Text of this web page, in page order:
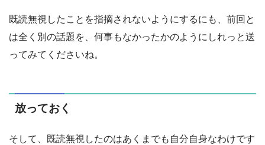
既読無視したことを指摘されないようにするにも、前回と
は全く別の話題を、何事もなかったかのようにしれっと送
ってみてくださいね。
放っておく
そして、既読無視したのはあくまでも自分自身なわけです